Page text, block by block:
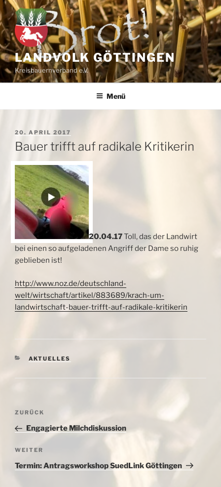
Zum
Inhalt
springen
LANDVOLK GÖTTINGEN
Kreisbauernverband e.V.
Menü
VERÖFFENTLICHT
AM
20. APRIL 2017
Bauer trifft auf radikale Kritikerin
20.04.17Toll, das der Landwirt
bei einen so aufgeladenen Angriff der Dame so ruhig
geblieben ist!
http://www.noz.de/deutschland-
welt/wirtschaft/artikel/883689/krach-um-
landwirtschaft-bauer-trifft-auf-radikale-kritikerin
KATEGORIEN
AKTUELLES
Beitragsnavigation
Vorheriger
Beitrag
ZURÜCK
Engagierte Milchdiskussion
Nächster
Beitrag
WEITER
Termin: Antragsworkshop SuedLink Göttingen